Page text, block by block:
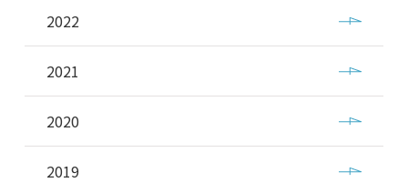
2022
2021
2020
2019